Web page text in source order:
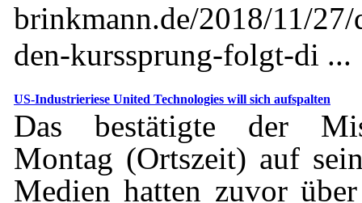
brinkmann.de/2018/11/
den-kurssprung-folgt-di ...
US-Industrieriese United Technologies will sich aufspalten
Das bestätigte der
Montag (Ortszeit) auf
Medien hatten zuvor